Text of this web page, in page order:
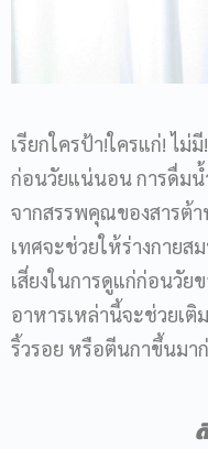
เรียกใครป้า!ใครแก่! ไ
ก่อนวัยแน่นอน การดื่มน้
จากสรรพคุณของสารต้
เทศจะช่วยให้ร่างกายส
เสี่ยงในการดูแก่ก่อนวัย
อาหารเหล่านี้จะช่วยเ
ริ้วรอย หรือตีนกาขึ้นม